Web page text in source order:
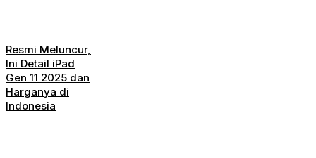
Resmi Meluncur,
Ini Detail iPad
Gen 11 2025 dan
Harganya di
Indonesia